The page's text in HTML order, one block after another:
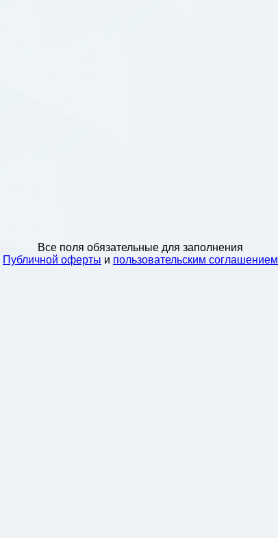
Все поля обязательные для заполнения
Публичной оферты и пользовательским соглашением